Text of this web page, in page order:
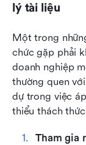
lý tài liệu
Một trong
chức gặp phải
doanh nghiệp
thường quen
dự trong việc
thiểu thách
Tham gia